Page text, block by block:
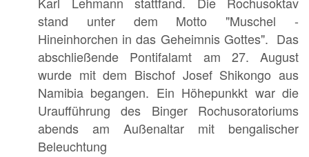
stand unter dem Motto "Muschel -
Hineinhorchen in das Geheimnis Gottes". Das
abschließende Pontifalamt am 27. August
wurde mit dem Bischof Josef Shikongo aus
Namibia begangen. Ein Höhepunkkt war die
Uraufführung des Binger Rochusoratoriums
abends am Außenaltar mit bengalischer
Beleuchtung